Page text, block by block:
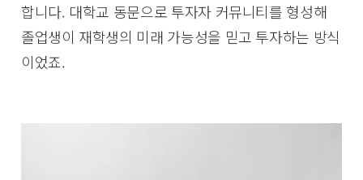
합니다. 대학교 동문으로 투자자 커뮤니티를 형성해
졸업생이 재학생의 미래 가능성을 믿고 투자하는 방식
이었죠.